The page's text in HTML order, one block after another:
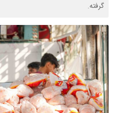
گرفته.